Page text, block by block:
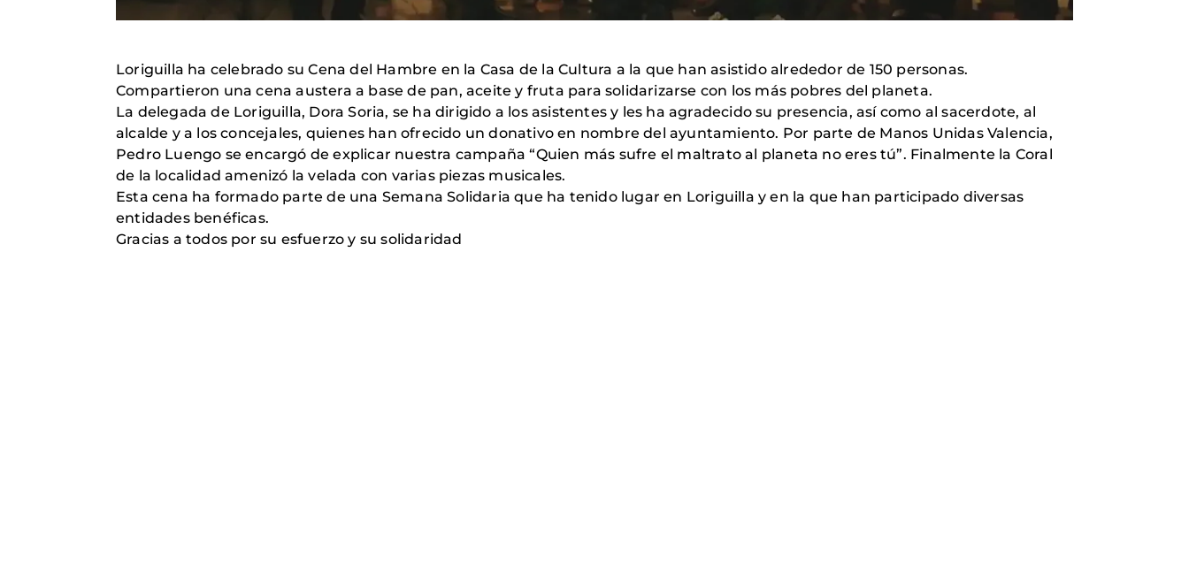
Loriguilla ha celebrado su Cena del Hambre en la Casa de la Cultura a la que han asistido alrededor de 150 personas.
Compartieron una cena austera a base de pan, aceite y fruta para solidarizarse con los más pobres del planeta.
La delegada de Loriguilla, Dora Soria, se ha dirigido a los asistentes y les ha agradecido su presencia, así como al sacerdote, al
alcalde y a los concejales, quienes han ofrecido un donativo en nombre del ayuntamiento. Por parte de Manos Unidas Valencia,
Pedro Luengo se encargó de explicar nuestra campaña “Quien más sufre el maltrato al planeta no eres tú”. Finalmente la Coral
de la localidad amenizó la velada con varias piezas musicales.
Esta cena ha formado parte de una Semana Solidaria que ha tenido lugar en Loriguilla y en la que han participado diversas
entidades benéficas.
Gracias a todos por su esfuerzo y su solidaridad